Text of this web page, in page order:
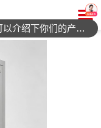
可以介绍下你们的产品么？